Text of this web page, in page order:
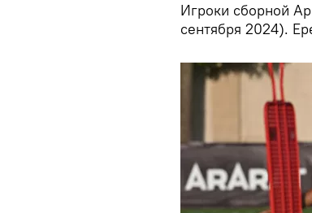
Игроки сборной
сентября 2024).